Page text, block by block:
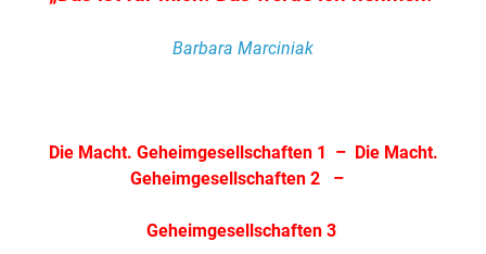
Barbara Marciniak
Die Macht. Geheimgesellschaften 1 – Die Macht.
Geheimgesellschaften 2–
Geheimgesellschaften 3